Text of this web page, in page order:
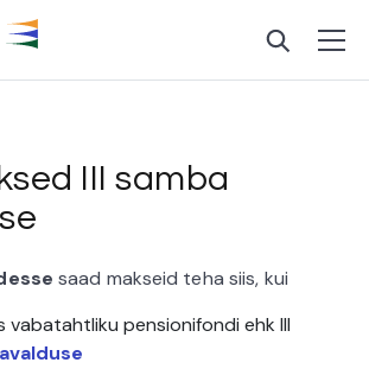
III samba
saad makseid teha siis, kui
vabatahtliku pensionifondi ehk III